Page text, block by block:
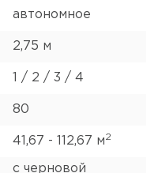
автономное
2,75 м
1 / 2 / 3 / 4
80
41,67 - 112,67 м2
с черновой